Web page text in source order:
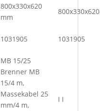
800x330x620
mm
800x330x620
1031905 1031905
MB 15/25
Brenner MB
15/4 m,
Massekabel 25
mm/4 m,
I I